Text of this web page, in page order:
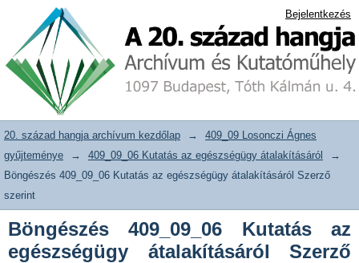
Böngészés 409_09_06 Kutatás az
egészségügy átalakításáról Szerző
szerint
20. század hangja archívum adattár Bejelentkezés
20. század hangja archívum kezdőlap →
409_09 Losonczi Ágnes
gyűjteménye
→ 409_09_06 Kutatás az egészségügy átalakításáról
→
Böngészés 409_09_06 Kutatás az egészségügy átalakításáról Szerző
szerint
Böngészés 409_09_06 Kutatás az
egészségügy átalakításáról Szerző